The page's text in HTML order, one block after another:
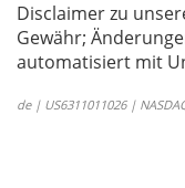
Disclaimer zu
Gewähr;
automatisiert mit
de | US6311011026 |